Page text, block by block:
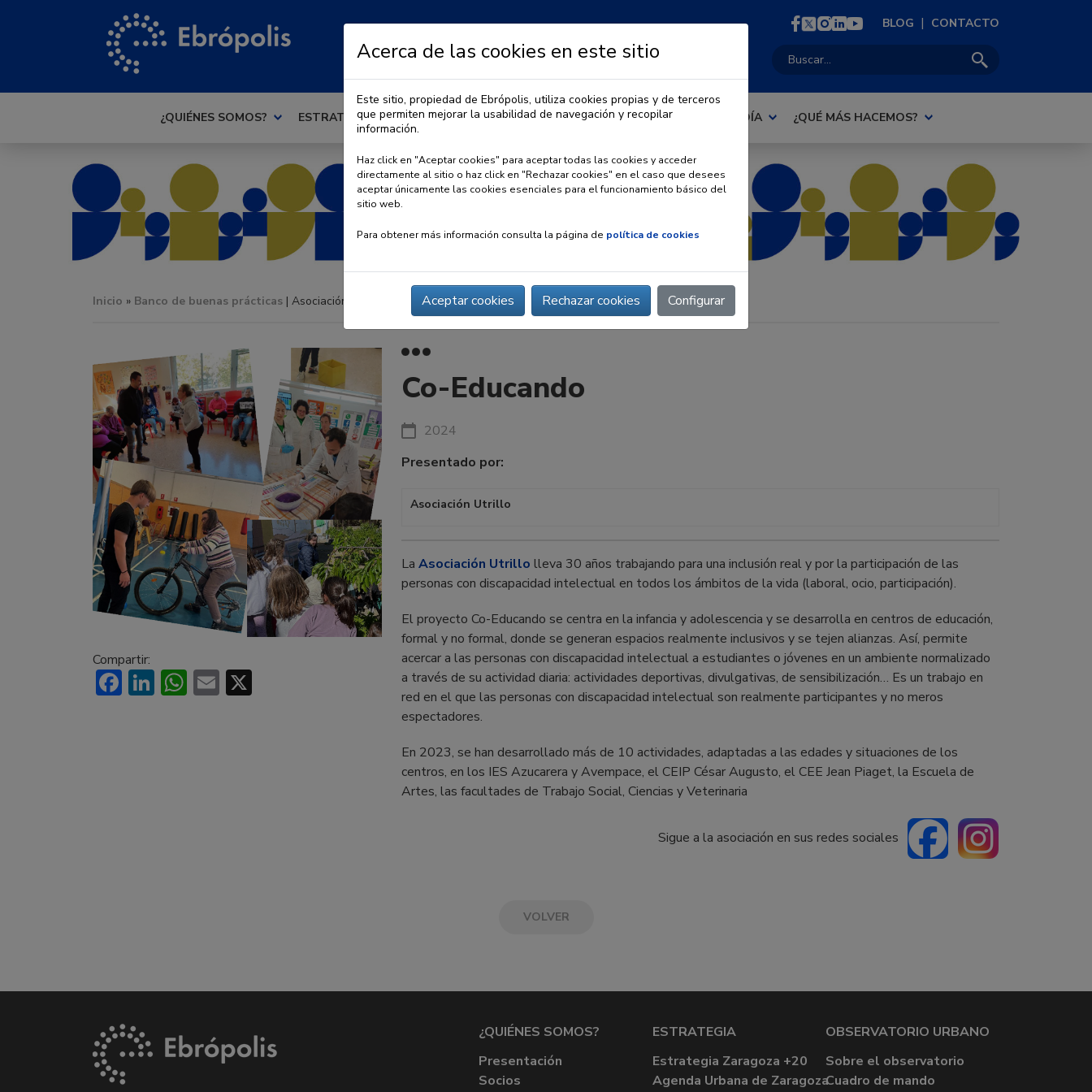
BLOG | CONTACTO
¿QUIÉNES SOMOS? ESTRATEGIA OBSERVATORIO URBANO PREMIO EBRÓPOLIS AL DÍA ¿QUÉ MÁS HACEMOS?
Inicio » Banco de buenas prácticas | Asociación Utrillo
Compartir:
Facebook
LinkedIn
WhatsApp
Email
Co-Educando
2024
Presentado por:
Asociación Utrillo
La Asociación Utrillo lleva 30 años trabajando para una inclusión real y por la participación de las
personas con discapacidad intelectual en todos los ámbitos de la vida (laboral, ocio, participación).
El proyecto Co-Educando se centra en la infancia y adolescencia y se desarrolla en centros de educación,
formal y no formal, donde se generan espacios realmente inclusivos y se tejen alianzas. Así, permite
acercar a las personas con discapacidad intelectual a estudiantes o jóvenes en un ambiente normalizado
a través de su actividad diaria: actividades deportivas, divulgativas, de sensibilización… Es un trabajo en
red en el que las personas con discapacidad intelectual son realmente participantes y no meros
espectadores.
En 2023, se han desarrollado más de 10 actividades, adaptadas a las edades y situaciones de los
centros, en los IES Azucarera y Avempace, el CEIP César Augusto, el CEE Jean Piaget, la Escuela de
Artes, las facultades de Trabajo Social, Ciencias y Veterinaria
Sigue a la asociación en sus redes sociales
VOLVER
¿QUIÉNES SOMOS?
Presentación
Socios
ESTRATEGIA
Estrategia Zaragoza +20
Agenda Urbana de Zaragoza
OBSERVATORIO URBANO
Sobre el observatorio
Cuadro de mando
Acerca de las cookies en este sitio
Este sitio, propiedad de Ebrópolis, utiliza cookies propias y de terceros
que permiten mejorar la usabilidad de navegación y recopilar
información.
Haz click en "Aceptar cookies" para aceptar todas las cookies y acceder
directamente al sitio o haz click en "Rechazar cookies" en el caso que desees
aceptar únicamente las cookies esenciales para el funcionamiento básico del
sitio web.
Para obtener más información consulta la página de política de cookies
Aceptar cookies Rechazar cookies Configurar